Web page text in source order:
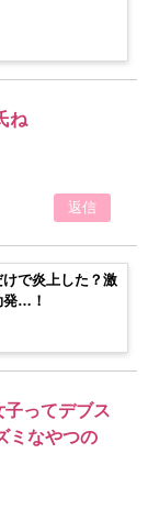
ね
返信
けで炎上した？激
発…！
ってデブス
ミなやつの